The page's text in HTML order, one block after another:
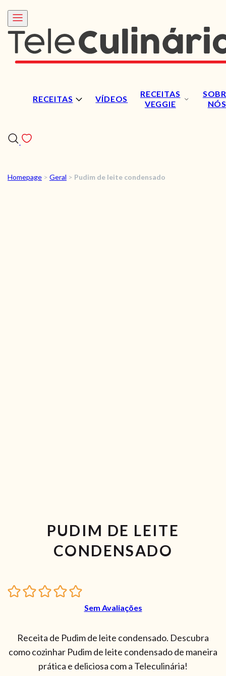
RECEITAS VÍDEOS
RECEITAS
VEGGIE
NÓS
RECEITAS
Homepage > Geral > Pudim de leite condensado
PUDIM DE LEITE
CONDENSADO
Sem Avaliações
Receita de Pudim de leite condensado. Descubra
como cozinhar Pudim de leite condensado de maneira
prática e deliciosa com a Teleculinária!